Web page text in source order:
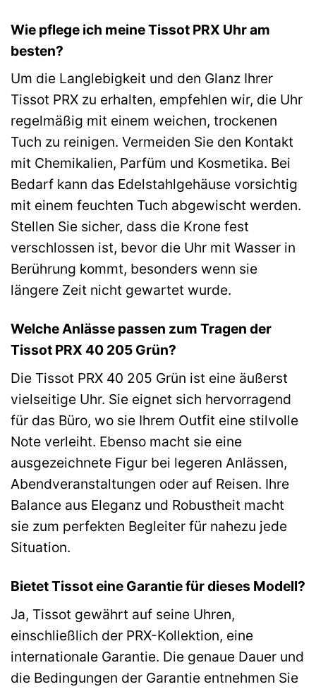
Wie pflege ich meine Tissot PRX Uhr am
besten?
Um die Langlebigkeit und den Glanz Ihrer
Tissot PRX zu erhalten, empfehlen wir, die Uhr
regelmäßig mit einem weichen, trockenen
Tuch zu reinigen. Vermeiden Sie den Kontakt
mit Chemikalien, Parfüm und Kosmetika. Bei
Bedarf kann das Edelstahlgehäuse vorsichtig
mit einem feuchten Tuch abgewischt werden.
Stellen Sie sicher, dass die Krone fest
verschlossen ist, bevor die Uhr mit Wasser in
Berührung kommt, besonders wenn sie
längere Zeit nicht gewartet wurde.
Welche Anlässe passen zum Tragen der
Tissot PRX 40 205 Grün?
Die Tissot PRX 40 205 Grün ist eine äußerst
vielseitige Uhr. Sie eignet sich hervorragend
für das Büro, wo sie Ihrem Outfit eine stilvolle
Note verleiht. Ebenso macht sie eine
ausgezeichnete Figur bei legeren Anlässen,
Abendveranstaltungen oder auf Reisen. Ihre
Balance aus Eleganz und Robustheit macht
sie zum perfekten Begleiter für nahezu jede
Situation.
Bietet Tissot eine Garantie für dieses Modell?
Ja, Tissot gewährt auf seine Uhren,
einschließlich der PRX-Kollektion, eine
internationale Garantie. Die genaue Dauer und
die Bedingungen der Garantie entnehmen Sie